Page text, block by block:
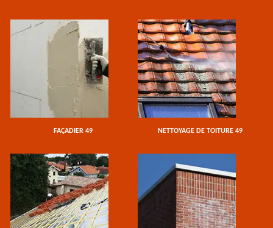
FAÇADIER 49 NETTOYAGE DE TOITURE 49